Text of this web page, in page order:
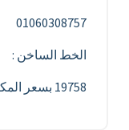
01060308757
الخط الساخن :
19758 بسعر المكالمة العادية من جميع انحاء الجمهورية